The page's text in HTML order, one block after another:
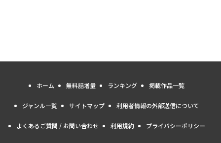
ホーム 無料話増量 ランキング 掲載作品一覧
ジャンル一覧 サイトマップ 利用者情報の外部送信について
よくあるご質問 / お問い合わせ 利用規約 プライバシーポリシー